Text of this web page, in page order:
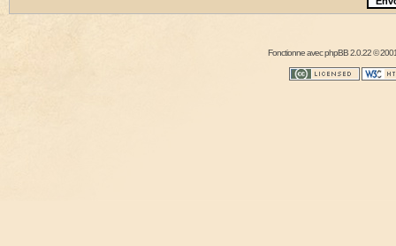
Fonctionne avecphpBB2.0.22 ©